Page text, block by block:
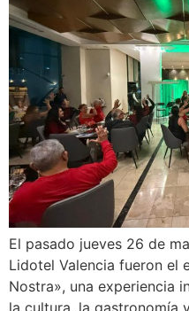
El pasado jueves 26 de
Lidotel Valencia fueron el
Nostra», una experiencia
la cultura, la gastronomía